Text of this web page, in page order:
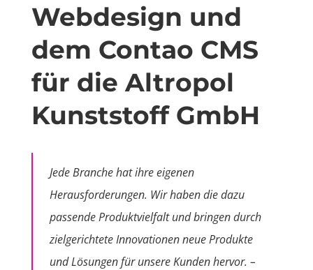
Webdesign und
dem Contao CMS
für die Altropol
Kunststoff GmbH
Jede Branche hat ihre eigenen
Herausforderungen. Wir haben die dazu
passende Produktvielfalt und bringen durch
zielgerichtete Innovationen neue Produkte
und Lösungen für unsere Kunden hervor. –